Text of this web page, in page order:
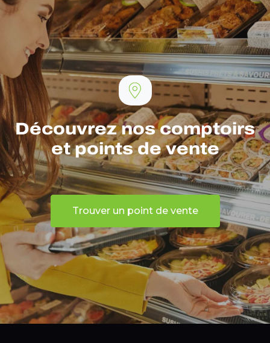
Découvrez nos comptoirs
et points de vente
Trouver un point de vente